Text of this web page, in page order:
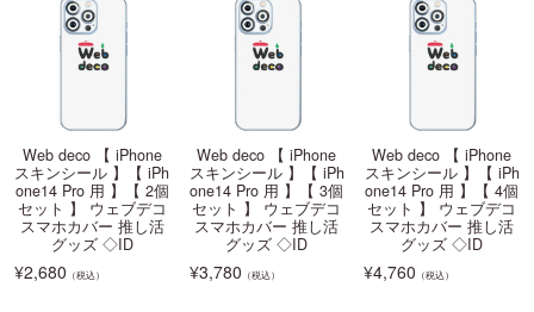
Web deco 【 iPhone
スキンシール 】【 iPh
one14 Pro 用 】【 2個
セット 】 ウェブデコ
スマホカバー 推し活
グッズ ◇ID
¥2,680 （税込）
Web deco 【 iPhone
スキンシール 】【 iPh
one14 Pro 用 】【 3個
セット 】 ウェブデコ
スマホカバー 推し活
グッズ ◇ID
¥3,780 （税込）
Web deco 【 iPhone
スキンシール 】【 iPh
one14 Pro 用 】【 4個
セット 】 ウェブデコ
スマホカバー 推し活
グッズ ◇ID
¥4,760 （税込）